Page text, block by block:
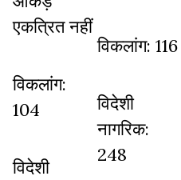
एकत्रित नहीं
विकलांग:
104
विदेशी
विकलांग: 116
विदेशी
नागरिक:
248